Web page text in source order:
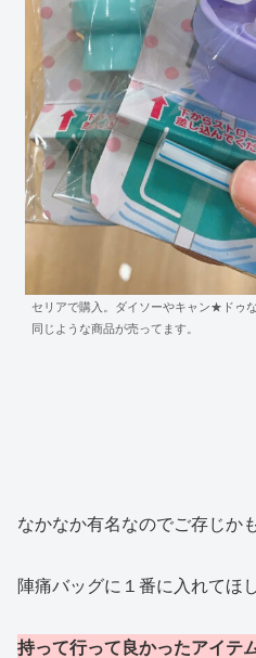
セリアで購入。ダイソーやキャン★ドゥ
同じような商品が売ってます。
なかなか有名なのでご存じか
陣痛バッグに１番に入れてほ
持って行って良かったアイテ